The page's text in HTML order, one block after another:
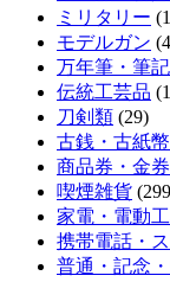
ミリタリー
モデルガン
万年筆・筆
伝統工芸品
刀剣類 (29)
古銭・古紙
商品券・金
喫煙雑貨
家電・電動
携帯電話・
普通・記念